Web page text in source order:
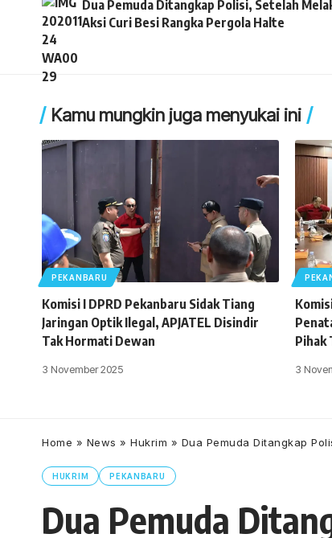
Dua Pemuda Ditangkap Polisi, Setelah
Aksi Curi Besi Rangka Pergola Halte
Kamu mungkin juga menyukai ini
PEKANBARU
Komisi I DPRD Pekanbaru Sidak Tiang
Jaringan Optik Ilegal, APJATEL Disindir
Tak Hormati Dewan
3 November 2025
Pihak
3
Home » News » Hukrim » Dua Pemuda Ditangkap
HUKRIM PEKANBARU
Dua Pemuda